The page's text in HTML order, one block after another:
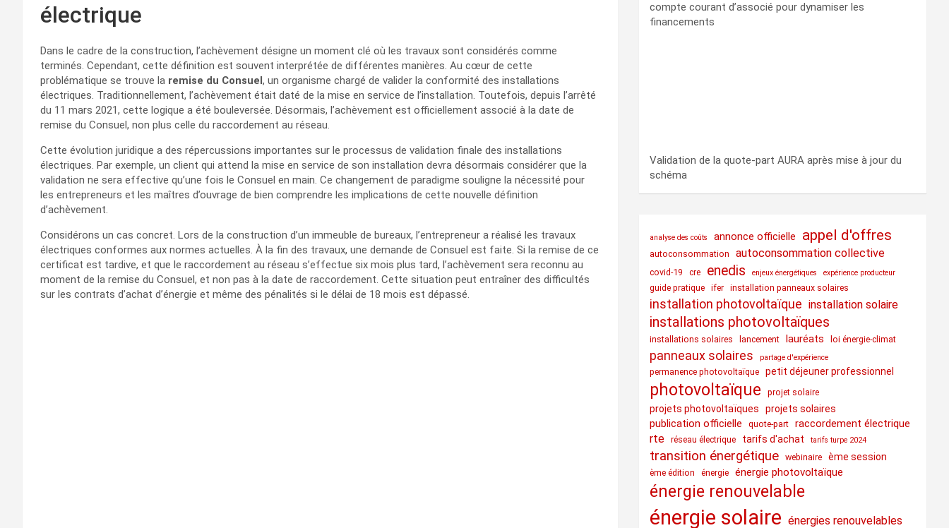
électrique
Dans le cadre de la construction, l’achèvement désigne un moment clé où les travaux sont considérés comme
terminés. Cependant, cette définition est souvent interprétée de différentes manières. Au cœur de cette
problématique se trouve la remise du Consuel, un organisme chargé de valider la conformité des installations
électriques. Traditionnellement, l’achèvement était daté de la mise en service de l’installation. Toutefois, depuis l’arrêté
du 11 mars 2021, cette logique a été bouleversée. Désormais, l’achèvement est officiellement associé à la date de
remise du Consuel, non plus celle du raccordement au réseau.
Cette évolution juridique a des répercussions importantes sur le processus de validation finale des installations
électriques. Par exemple, un client qui attend la mise en service de son installation devra désormais considérer que la
validation ne sera effective qu’une fois le Consuel en main. Ce changement de paradigme souligne la nécessité pour
les entrepreneurs et les maîtres d’ouvrage de bien comprendre les implications de cette nouvelle définition
d’achèvement.
Considérons un cas concret. Lors de la construction d’un immeuble de bureaux, l’entrepreneur a réalisé les travaux
électriques conformes aux normes actuelles. À la fin des travaux, une demande de Consuel est faite. Si la remise de ce
certificat est tardive, et que le raccordement au réseau s’effectue six mois plus tard, l’achèvement sera reconnu au
moment de la remise du Consuel, et non pas à la date de raccordement. Cette situation peut entraîner des difficultés
sur les contrats d’achat d’énergie et même des pénalités si le délai de 18 mois est dépassé.
compte courant d’associé pour dynamiser les
financements
Validation de la quote-part AURA après mise à jour du
schéma
analyse des coûts annonce officielle appel d'offres
autoconsommation autoconsommation collective
covid-19 cre enedis enjeux énergétiques expérience producteur
guide pratique ifer installation panneaux solaires
installation photovoltaïque installation solaire
installations photovoltaïques
installations solaires lancement lauréats loi énergie-climat
panneaux solaires partage d'expérience
permanence photovoltaïque petit déjeuner professionnel
photovoltaïque projet solaire
projets photovoltaïques projets solaires
publication officielle quote-part raccordement électrique
rte réseau électrique tarifs d'achat tarifs turpe 2024
transition énergétique webinaire ème session
ème édition énergie énergie photovoltaïque
énergie renouvelable
énergie solaire énergies renouvelables